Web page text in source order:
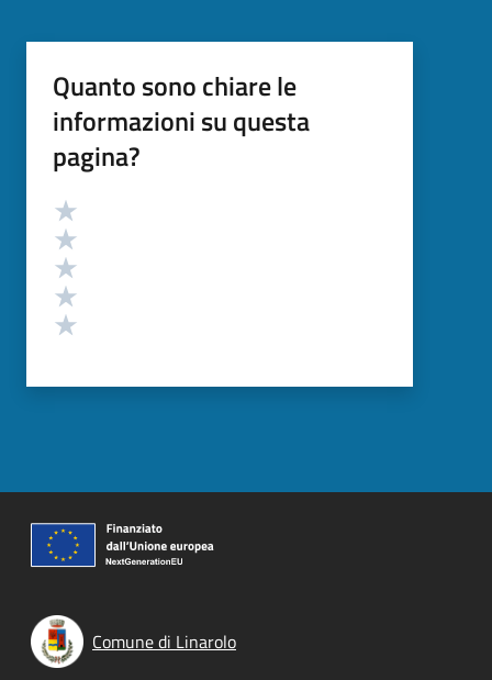
Quanto sono chiare le
informazioni su questa
pagina?
Valutazione
Comune di Linarolo